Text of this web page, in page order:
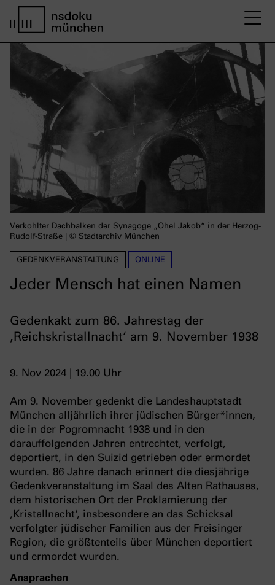
GEDENKVERANSTALTUNG ONLINE
Jeder Mensch hat einen Namen
Gedenkakt zum 86. Jahrestag der
‚Reichskristallnacht‘ am 9. November 1938
9. Nov 2024 | 19.00 Uhr
Verkohlter Dachbalken der Synagoge „Ohel Jakob“ in der Herzog-
Rudolf-Straße | © Stadtarchiv München
Am 9. November gedenkt die Landeshauptstadt
München alljährlich ihrer jüdischen Bürger*innen,
die in der Pogromnacht 1938 und in den
darauffolgenden Jahren entrechtet, verfolgt,
deportiert, in den Suizid getrieben oder ermordet
wurden. 86 Jahre danach erinnert die diesjährige
Gedenkveranstaltung im Saal des Alten Rathauses,
dem historischen Ort der Proklamierung der
‚Kristallnacht‘, insbesondere an das Schicksal
verfolgter jüdischer Familien aus der Freisinger
Region, die größtenteils über München deportiert
und ermordet wurden.
Ansprachen